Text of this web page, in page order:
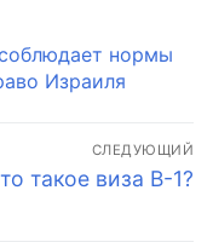
нормы
Израиля
СЛЕДУЮЩИЙ
такое виза В-1?